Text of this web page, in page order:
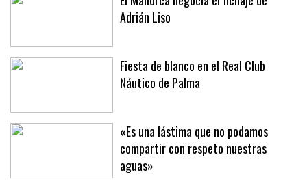
Adrián Liso
Fiesta de blanco en el Real Club
Náutico de Palma
«Es una lástima que no podamos
compartir con respeto nuestras
aguas»